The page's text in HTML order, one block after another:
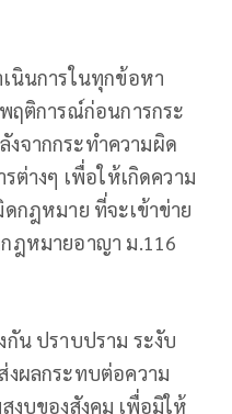
เนินการในทุกข้อหา
ฤติการณ์ก่อนการกระ
จากกระทำความผิด
ต่างๆ เพื่อให้เกิดความ
กฎหมาย ที่จะเข้าข่าย
ฎหมายอาญา ม.116
น ปราบปราม ระงับ
ผลกระทบต่อความ
งบของสังคม เพื่อมิให้